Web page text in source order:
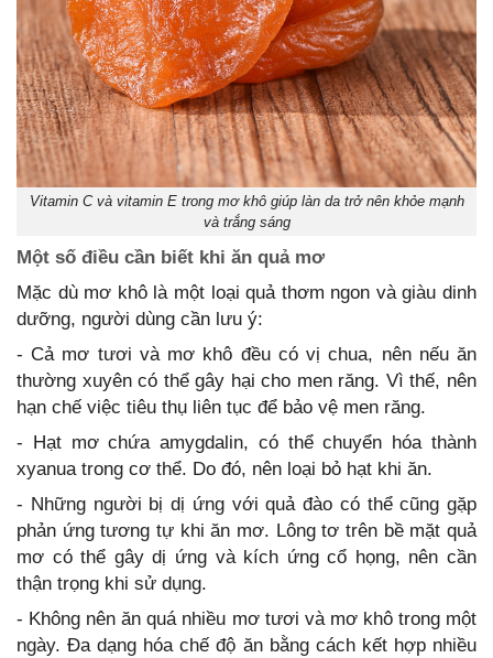
Vitamin C và vitamin E trong mơ khô giúp làn da trở nên khỏe mạnh
và trắng sáng
Một số điều cần biết khi ăn quả mơ
Mặc dù mơ khô là một loại quả thơm ngon và giàu dinh
dưỡng, người dùng cần lưu ý:
- Cả mơ tươi và mơ khô đều có vị chua, nên nếu ăn
thường xuyên có thể gây hại cho men răng. Vì thế, nên
hạn chế việc tiêu thụ liên tục để bảo vệ men răng.
- Hạt mơ chứa amygdalin, có thể chuyển hóa thành
xyanua trong cơ thể. Do đó, nên loại bỏ hạt khi ăn.
- Những người bị dị ứng với quả đào có thể cũng gặp
phản ứng tương tự khi ăn mơ. Lông tơ trên bề mặt quả
mơ có thể gây dị ứng và kích ứng cổ họng, nên cần
thận trọng khi sử dụng.
- Không nên ăn quá nhiều mơ tươi và mơ khô trong một
ngày. Đa dạng hóa chế độ ăn bằng cách kết hợp nhiều